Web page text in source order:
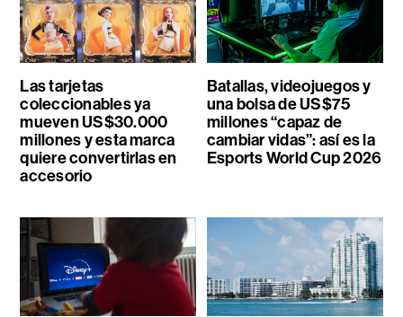
Las tarjetas
coleccionables ya
mueven US$30.000
millones y esta marca
quiere convertirlas en
accesorio
Batallas, videojuegos y
una bolsa de US$75
millones “capaz de
cambiar vidas”: así es la
Esports World Cup 2026